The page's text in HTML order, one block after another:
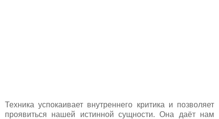
Техника успокаивает внутреннего критика и позволяет
проявиться нашей истинной сущности. Она даёт нам